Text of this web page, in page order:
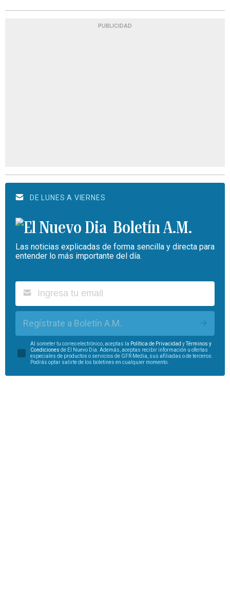
PUBLICIDAD
DE LUNES A VIERNES
Boletín A.M.
Las noticias explicadas de forma sencilla y directa para
entender lo más importante del día.
Regístrate a Boletín A.M.
Al someter tu correo electrónico, aceptas la Política de Privacidad yTérminos y
Condiciones de El Nuevo Día. Además, aceptas recibir información u ofertas
especiales de productos o servicios de GFR Media, sus afiliadas o de terceros.
Podrás optar salirte de los boletines en cualquier momento.